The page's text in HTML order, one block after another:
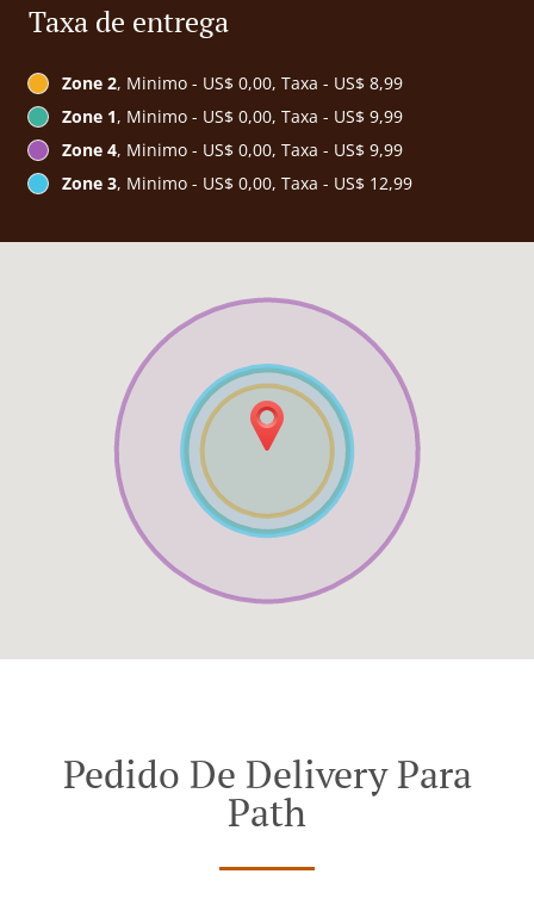
Taxa de entrega
Zone 2, Minimo - US$ 0,00, Taxa - US$ 8,99
Zone 1, Minimo - US$ 0,00, Taxa - US$ 9,99
Zone 4, Minimo - US$ 0,00, Taxa - US$ 9,99
Zone 3, Minimo - US$ 0,00, Taxa - US$ 12,99
Pedido De Delivery Para
Path